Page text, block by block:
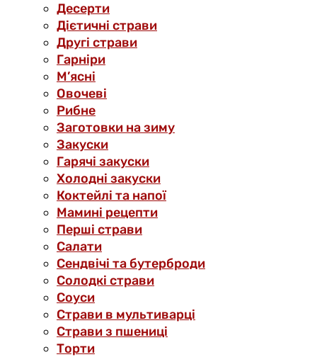
Десерти
Дієтичні страви
Другі страви
Гарніри
М’ясні
Овочеві
Рибне
Заготовки на зиму
Закуски
Гарячі закуски
Холодні закуски
Коктейлі та напої
Мамині рецепти
Перші страви
Салати
Сендвічі та бутерброди
Солодкі страви
Соуси
Страви в мультиварці
Страви з пшениці
Торти